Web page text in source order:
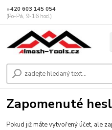
+420 603 145 054
(Po-Pá, 9-16 hod.)
Zapomenuté
Pokud již máte vytvořený účet, ale